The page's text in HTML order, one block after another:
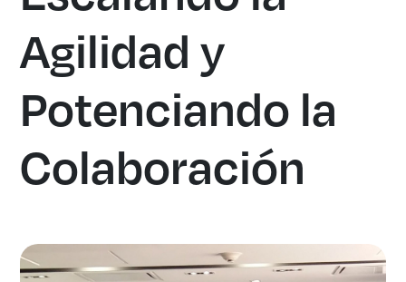
Agilidad y
Potenciando la
Colaboración